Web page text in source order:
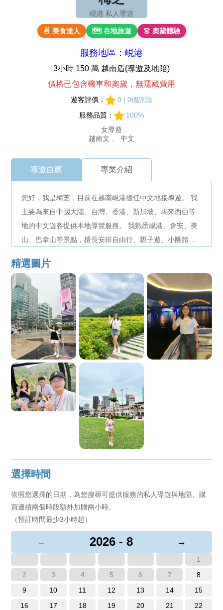
峴港 私人導遊
🍜 美食達人 🗺 在地旅遊 👗 奧黛體驗
服務地區：峴港
3小時 150 萬 越南盾(導遊及地陪)
價格已包含機車和奧黛，無隱藏費用
遊客評價：
0 | 0個評論
服務品質：
100%
女導遊
越南文 、 中文
導遊自薦 專業介紹
您好，我是梅芝，目前在越南峴港擔任中文地接導遊。 我
主要為來自中國大陸、台灣、香港、新加坡、馬來西亞等
地的中文遊客提供本地導覽服務。 我熟悉峴港、會安、美
山、巴拿山等景點，擅長安排自由行、親子遊、小團體行
各地客人的文化差異，溝通無障礙，服務貼心周到。 如果
您正在計劃來峴港旅遊，希望找到一個專業可靠的中文導
遊，歡迎隨時聯繫我～
精選圖片
選擇時間
依照您選擇的日期，為您搜尋可提供服務的私人導遊與地陪。購
買連續兩個時段額外加贈兩小時。
（預訂時間最少3小時起）
← 2026 - 8 →
1
2
3 4 5 6 7
8
9
10 11 12 13 14
15
16
17 18 19 20 21
22